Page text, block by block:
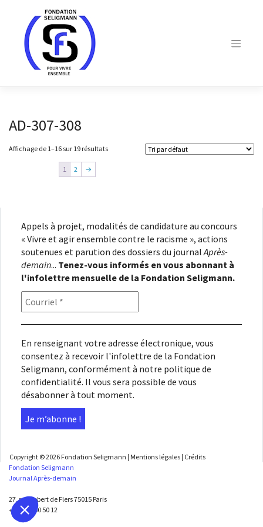
AD-307-308
Affichage de 1–16 sur 19 résultats
1 2 →
Appels à projet, modalités de candidature au concours
« Vivre et agir ensemble contre le racisme », actions
soutenues et parution des dossiers du journalAprès-
demain... Tenez-vous informés en vous abonnant à
l'infolettre mensuelle de la Fondation Seligmann.
En renseignant votre adresse électronique, vous
consentez à recevoir l'infolettre de la Fondation
Seligmann, conformément à notre politique de
confidentialité. Il vous sera possible de vous
désabonner à tout moment.
Copyright © 2026 Fondation Seligmann | Mentions légales | Crédits
Fondation Seligmann
Journal Après-demain
27, rue Robert de Flers 75015 Paris
+33 1 45 50 50 12